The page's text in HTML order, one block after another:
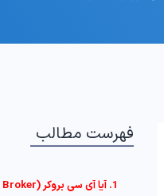
فهرست مطالب
1. آیا آی سی بروکر (Ic Broker) کلاهبردار است؟